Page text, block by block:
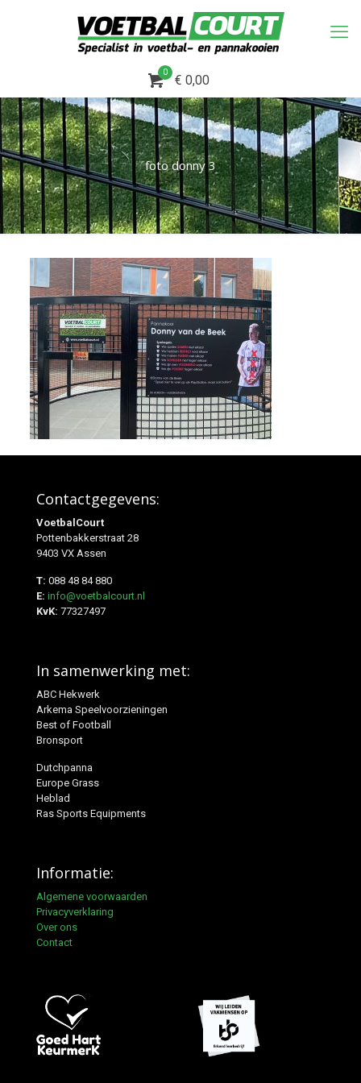
0
€ 0,00
foto donny 3
Contactgegevens:
VoetbalCourt
Pottenbakkerstraat 28
9403 VX Assen
T: 088 48 84 880
E: info@voetbalcourt.nl
KvK: 77327497
In samenwerking met:
ABC Hekwerk
Arkema Speelvoorzieningen
Best of Football
Bronsport
Dutchpanna
Europe Grass
Heblad
Ras Sports Equipments
Informatie:
Algemene voorwaarden
Privacyverklaring
Over ons
Contact